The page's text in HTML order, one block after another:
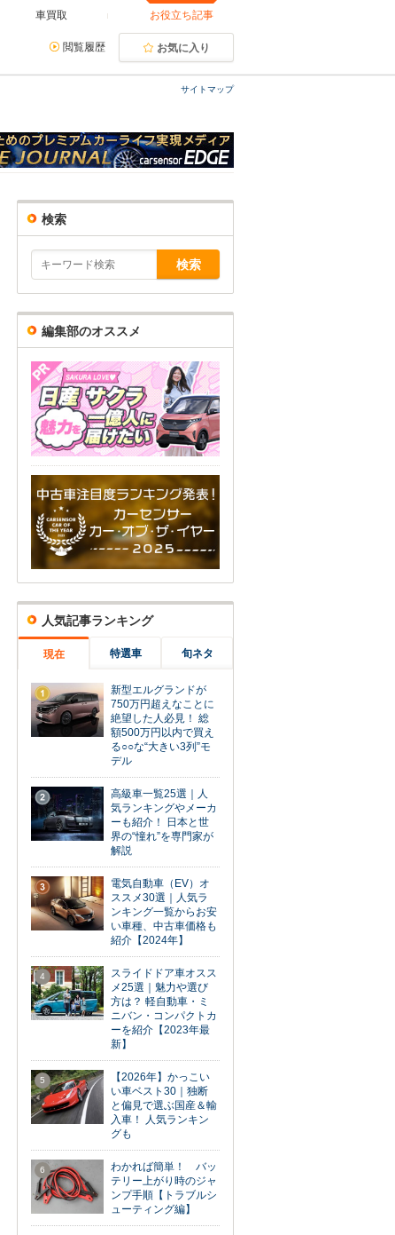
車買取 お役立ち記事
閲覧履歴 お気に入り
サイトマップ
検索
編集部のオススメ
人気記事ランキング
現在 特選車 旬ネタ
1
新型エルグランドが
750万円超えなことに
絶望した人必見！ 総
額500万円以内で買え
る○○な“大きい3列”モ
デル
2
高級車一覧25選｜人
気ランキングやメーカ
ーも紹介！ 日本と世
界の“憧れ”を専門家が
解説
3
電気自動車（EV）オ
ススメ30選｜人気ラ
ンキング一覧からお安
い車種、中古車価格も
紹介【2024年】
4
スライドドア車オスス
メ25選｜魅力や選び
方は？ 軽自動車・ミ
ニバン・コンパクトカ
ーを紹介【2023年最
新】
5
【2026年】かっこい
い車ベスト30｜独断
と偏見で選ぶ国産＆輸
入車！ 人気ランキン
グも
6
わかれば簡単！ バッ
テリー上がり時のジャ
ンプ手順【トラブルシ
ューティング編】